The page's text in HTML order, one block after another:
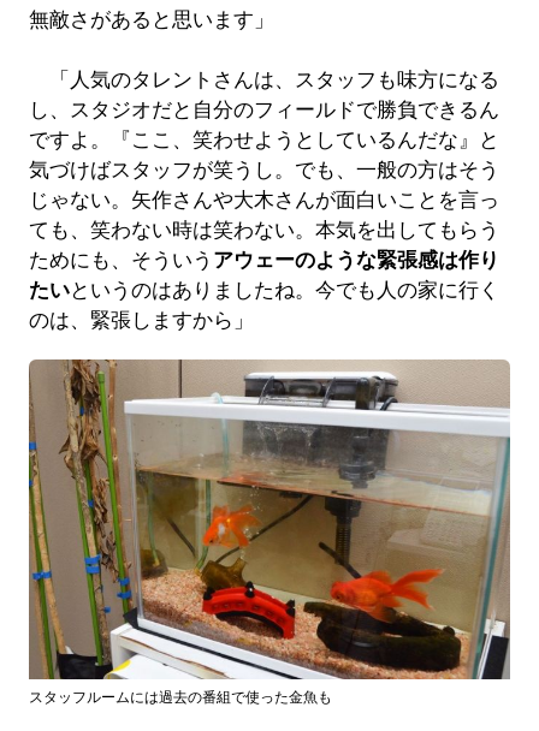
無敵さがあると思います」
「人気のタレントさんは、スタッフも味方になる
し、スタジオだと自分のフィールドで勝負できるん
ですよ。『ここ、笑わせようとしているんだな』と
気づけばスタッフが笑うし。でも、一般の方はそう
じゃない。矢作さんや大木さんが面白いことを言っ
ても、笑わない時は笑わない。本気を出してもらう
ためにも、そういう アウェーのような緊張感は作り
たいというのはありましたね。今でも人の家に行く
のは、緊張しますから」
スタッフルームには過去の番組で使った金魚も